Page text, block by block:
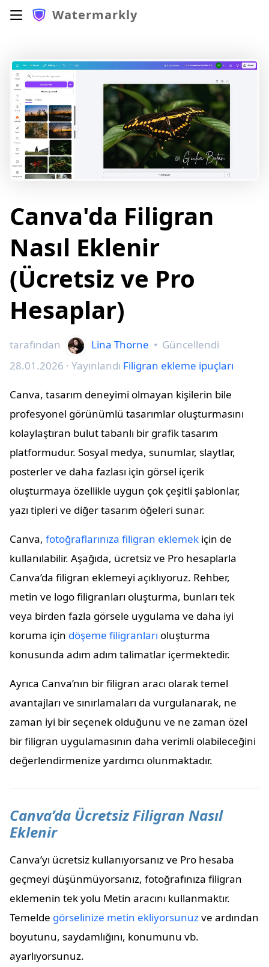
Watermarkly
Canva'da Filigran
Nasıl Eklenir
(Ücretsiz ve Pro
Hesaplar)
tarafından Lina Thorne • Güncellendi
28.01.2026 · Yayınlandı Filigran ekleme ipuçları
Canva, tasarım deneyimi olmayan kişilerin bile
profesyonel görünümlü tasarımlar oluşturmasını
kolaylaştıran bulut tabanlı bir grafik tasarım
platformudur. Sosyal medya, sunumlar, slaytlar,
posterler ve daha fazlası için görsel içerik
oluşturmaya özellikle uygun çok çeşitli şablonlar,
yazı tipleri ve diğer tasarım öğeleri sunar.
Canva, fotoğraflarınıza filigran eklemek için de
kullanılabilir. Aşağıda, ücretsiz ve Pro hesaplarla
Canva’da filigran eklemeyi açıklıyoruz. Rehber,
metin ve logo filigranları oluşturma, bunları tek
veya birden fazla görsele uygulama ve daha iyi
koruma için döşeme filigranları oluşturma
konusunda adım adım talimatlar içermektedir.
Ayrıca Canva’nın bir filigran aracı olarak temel
avantajları ve sınırlamaları da vurgulanarak, ne
zaman iyi bir seçenek olduğunu ve ne zaman özel
bir filigran uygulamasının daha verimli olabileceğini
değerlendirmenize yardımcı olunmaktadır.
Canva’da Ücretsiz Filigran Nasıl
Eklenir
Canva’yı ücretsiz kullanıyorsanız ve Pro hesaba
geçmeyi düşünmüyorsanız, fotoğrafınıza filigran
eklemenin tek yolu Metin aracını kullanmaktır.
Temelde görselinize metin ekliyorsunuzve ardından
boyutunu, saydamlığını, konumunu vb.
ayarlıyorsunuz.